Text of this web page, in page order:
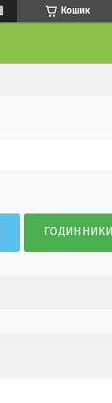
Кошик
ГОДИННИКИ